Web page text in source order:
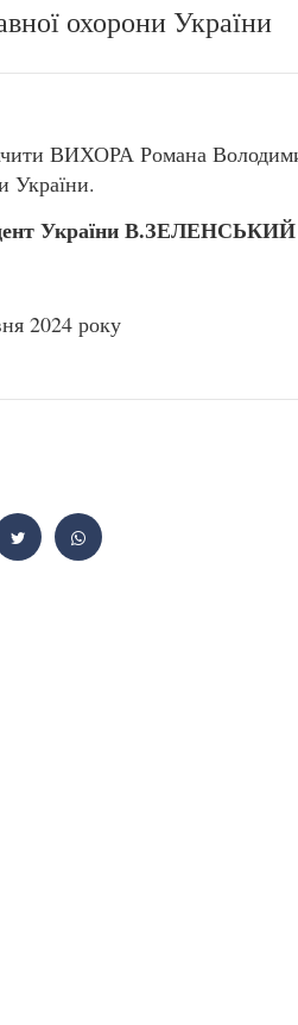
охорони України
ВИХОРА Романа
України.
України В.ЗЕЛЕНСЬКИЙ
2024 року